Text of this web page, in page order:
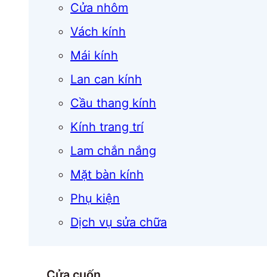
Cửa nhôm
Vách kính
Mái kính
Lan can kính
Cầu thang kính
Kính trang trí
Lam chắn nắng
Mặt bàn kính
Phụ kiện
Dịch vụ sửa chữa